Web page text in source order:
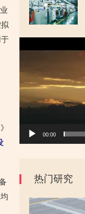
频
放
器
00:00
热门研究